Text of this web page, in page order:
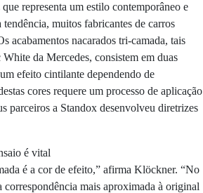
representa um estilo contemporâneo e
muitos fabricantes de carros
acabamentos nacarados tri-camada, tais
da Mercedes, consistem em duas
efeito cintilante dependendo de
cores requere um processo de aplicação
parceiros a Standox desenvolveu diretrizes
é vital
é a cor de efeito,” afirma Klöckner. “No
correspondência mais aproximada à original